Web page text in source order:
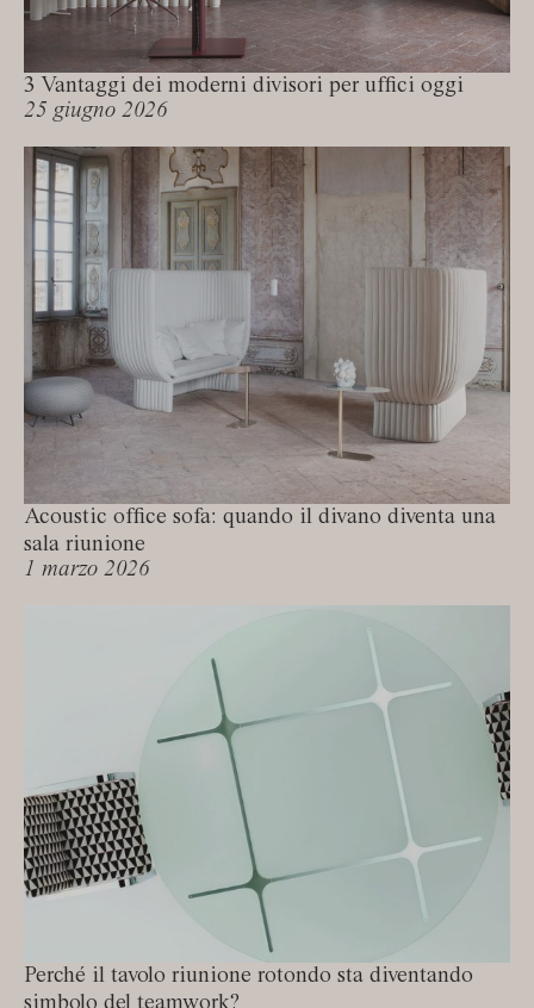
3 Vantaggi dei moderni divisori per uffici oggi
25 giugno 2026
Acoustic office sofa: quando il divano diventa una
sala riunione
1 marzo 2026
Perché il tavolo riunione rotondo sta diventando
simbolo del teamwork?